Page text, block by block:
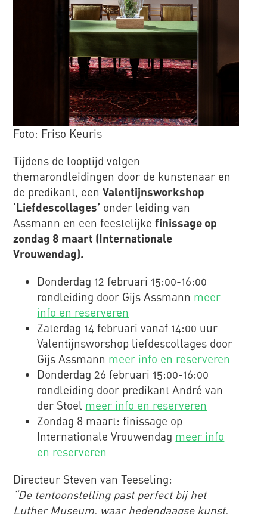
Foto: Friso Keuris
Tijdens de looptijd volgen
themarondleidingen door de kunstenaar en
de predikant, eenValentijnsworkshop
‘Liefdescollages’ onder leiding van
Assmann en een feestelijkefinissage op
zondag 8 maart (Internationale
Vrouwendag).
Donderdag 12 februari 15:00-16:00
rondleiding door Gijs Assmann meer
info en reserveren
Zaterdag 14 februari vanaf 14:00 uur
Valentijnsworshop liefdescollages door
Gijs Assmann meer info en reserveren
Donderdag 26 februari 15:00-16:00
rondleiding door predikant André van
der Stoel meer info en reserveren
Zondag 8 maart: finissage op
Internationale Vrouwendag meer info
en reserveren
Directeur Steven van Teeseling:
“De tentoonstelling past perfect bij het
Luther Museum, waar hedendaagse kunst,